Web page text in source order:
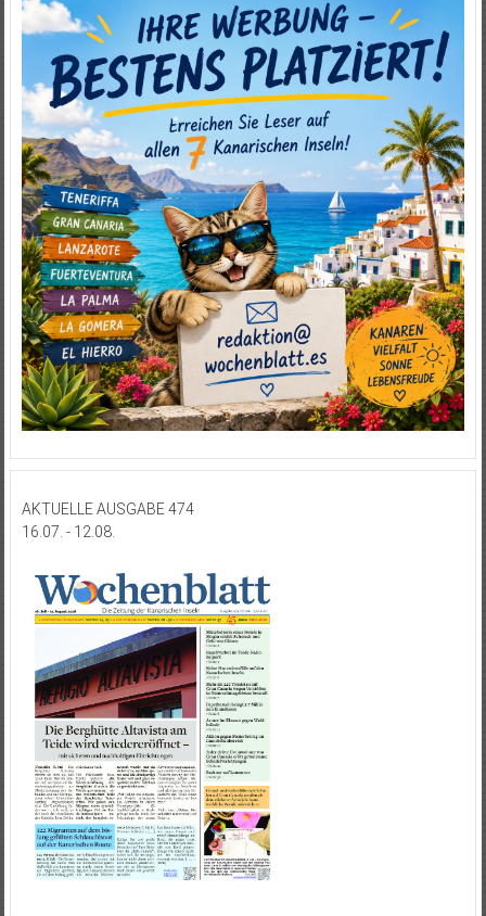
AKTUELLE AUSGABE 474
16.07. - 12.08.